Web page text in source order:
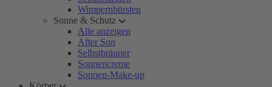
Wimpernbürsten
Sonne & Schutz
Alle anzeigen
After Sun
Selbstbräuner
Sonnencreme
Sonnen-Make-up